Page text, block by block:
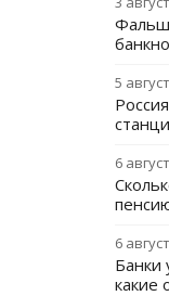
5
6
6
Банки
какие